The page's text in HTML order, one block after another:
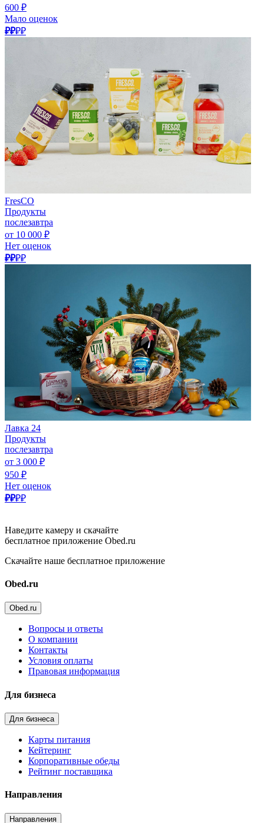
600 ₽
Мало оценок
₽₽₽₽
FresCO
Продукты
послезавтра
от 10 000 ₽
Нет оценок
₽₽₽₽
Лавка 24
Продукты
послезавтра
от 3 000 ₽
950 ₽
Нет оценок
₽₽₽₽
Наведите камеру и скачайте
бесплатное приложение Obed.ru
Скачайте наше бесплатное приложение
Obed.ru
Obed.ru
Вопросы и ответы
О компании
Контакты
Условия оплаты
Правовая информация
Для бизнеса
Для бизнеса
Карты питания
Кейтеринг
Корпоративные обеды
Рейтинг поставщика
Направления
Направления